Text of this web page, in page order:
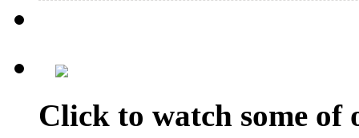
Click to watch some of